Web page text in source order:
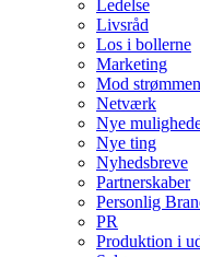
Ledelse
Livsråd
Los i bollerne
Marketing
Mod strømmen
Netværk
Nye
Nye ting
Nyhedsbreve
Partnerskaber
Personlig
PR
Produktion i